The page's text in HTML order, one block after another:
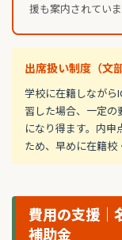
援も案内されていま
出席扱い制度（文
学校に在籍しながら
習した場合、一定の
になり得ます。内
ため、早めに在籍校
費用の支援｜
補助金